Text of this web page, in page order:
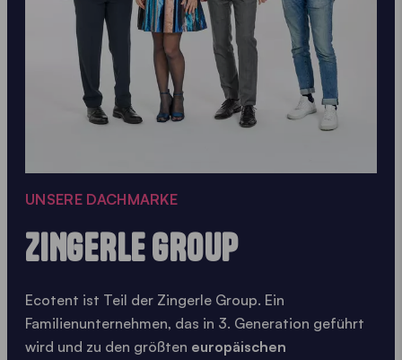
UNSERE DACHMARKE
ZINGERLE GROUP
Ecotent ist Teil der Zingerle Group. Ein
Familienunternehmen, das in 3. Generation geführt
wird und zu den größten europäischen